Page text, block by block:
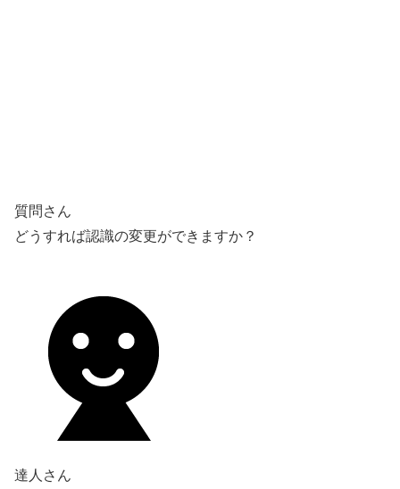
質問さん
どうすれば認識の変更ができますか？
達人さん